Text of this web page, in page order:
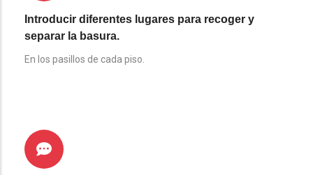
Introducir diferentes lugares para recoger y
separar la basura.
En los pasillos de cada piso.